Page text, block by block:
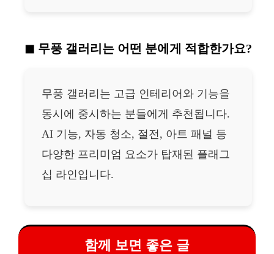
무풍 갤러리는 어떤 분에게 적합한가요?
무풍 갤러리는 고급 인테리어와 기능을
동시에 중시하는 분들에게 추천됩니다.
AI 기능, 자동 청소, 절전, 아트 패널 등
다양한 프리미엄 요소가 탑재된 플래그
십 라인입니다.
함께 보면 좋은 글